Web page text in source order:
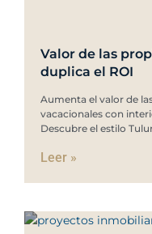
Valor de las
duplica el ROI
Aumenta el valor de
vacacionales con
Descubre el estilo
Leer »